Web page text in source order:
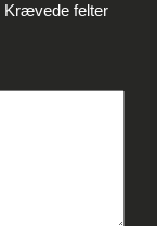
Krævede felter